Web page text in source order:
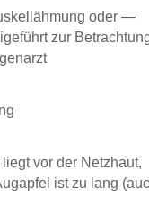
oder —
zur
vor der Netzhaut,
ist zu lang